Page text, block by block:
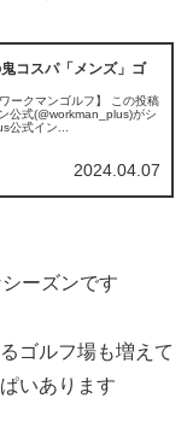
コスパ「メンズ」ゴ
ークマンゴルフ】 この投稿
公式(@workman_plus)がシ
公式イン...
2024.04.07
ーズンです
ゴルフ場も増えて
いあります